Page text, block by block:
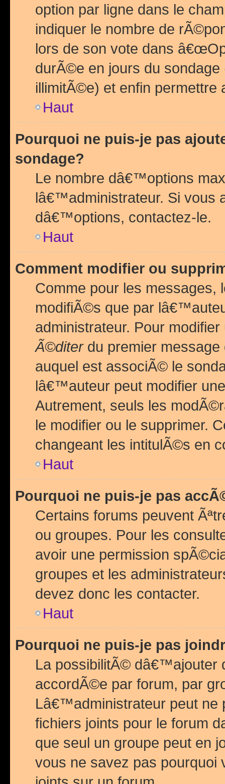
option par ligne dans le
indiquer le nombre de
lors de son vote dans
durÃ©e en jours du
illimitÃ©e) et enfin permettre
Haut
Pourquoi ne puis-je pas
sondage?
Le nombre dâ€™options
lâ€™administrateur. Si vous
dâ€™options, contactez-le.
Haut
Comment modifier ou
Comme pour les messages,
modifiÃ©s que par
administrateur. Pour
Ã©diterdu premier
auquel est associÃ© le
lâ€™auteur peut modifier
Autrement, seuls les
le modifier ou le supprimer.
changeant les intitulÃ©s en
Haut
Pourquoi ne puis-je pas
Certains forums peuvent
ou groupes. Pour les
avoir une permission
groupes et les
devez donc les contacter.
Haut
Pourquoi ne puis-je pas
La possibilitÃ© dâ€™ajouter
accordÃ©e par forum, par
Lâ€™administrateur peut
fichiers joints pour le forum
que seul un groupe peut en
vous ne savez pas pourquoi